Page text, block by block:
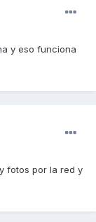
y eso funciona
fotos por la red y